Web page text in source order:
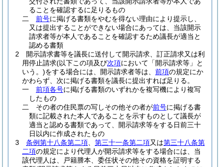
ることを確認するに足りるもの
二
前号に掲げる書類をやむを得ない理由により提示し、
又は提出することができない場合にあっては、当該開示
請求者等が本人であることを確認するため議長が適当と
認める書類
2
開示請求書等を議長に送付して開示請求、訂正請求又は利
用停止請求(以下この項及び次項において「開示請求等」と
いう。)をする場合には、開示請求者等は、 前項の規定にか
かわらず、次に掲げる書類を議長に提出すれば足りる。
一
前項各号に掲げる書類のいずれかを複写機により複写
したもの
二
その者の住民票の写しその他その者が前号に掲げる書
類に記載された本人であることを示すものとして議長が
適当と認める書類であって、開示請求等をする日前三十
日以内に作成されたもの
3
条例第十八条第二項 第三十一条第二項又は第三十八条第
二項の規定により代理人が開示請求等をする場合には、当
該代理人は、戸籍謄本、委任状その他その資格を証明する